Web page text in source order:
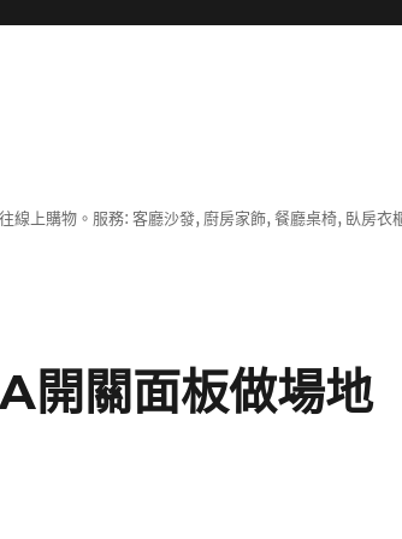
線上購物。服務: 客廳沙發, 廚房家飾, 餐廳桌椅, 臥房衣
開關面板做場地